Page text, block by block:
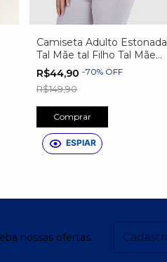
Camiseta Adulto Estonada
Tal Mãe tal Filho Tal Mãe
Tal Filha
R$44,90 -70% OFF
R$149,90
Comprar
ESPIAR
nossas ofertas.